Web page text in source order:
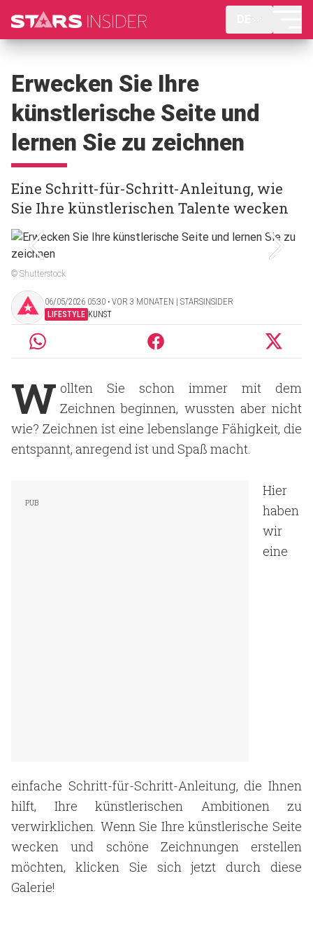
Erwecken Sie Ihre
künstlerische Seite und
lernen Sie zu zeichnen
Eine Schritt-für-Schritt-Anleitung, wie
Sie Ihre künstlerischen Talente wecken
© Shutterstock
06/05/2026 05:30 ‧ VOR 3 MONATEN | STARSINSIDER
LIFESTYLE KUNST
W ollten Sie schon immer mit dem
Zeichnen beginnen, wussten aber nicht
wie? Zeichnen ist eine lebenslange Fähigkeit, die
entspannt, anregend ist und Spaß macht.
Hier
haben
wir
eine
einfache Schritt-für-Schritt-Anleitung, die Ihnen
hilft, Ihre künstlerischen Ambitionen zu
verwirklichen. Wenn Sie Ihre künstlerische Seite
wecken und schöne Zeichnungen erstellen
möchten, klicken Sie sich jetzt durch diese
Galerie!